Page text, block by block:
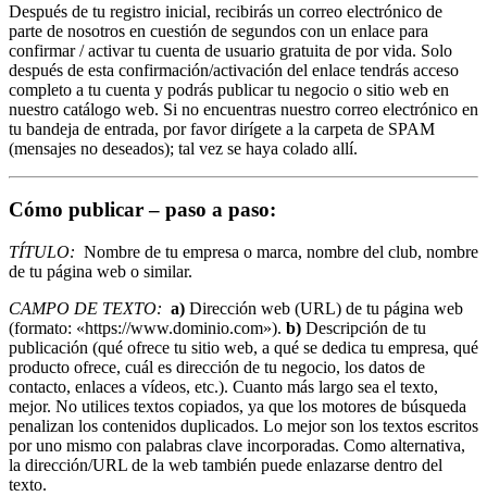
Después de tu registro inicial, recibirás un correo electrónico de
parte de nosotros en cuestión de segundos con un enlace para
confirmar / activar tu cuenta de usuario gratuita de por vida. Solo
después de esta confirmación/activación del enlace tendrás acceso
completo a tu cuenta y podrás publicar tu negocio o sitio web en
nuestro catálogo web. Si no encuentras nuestro correo electrónico en
tu bandeja de entrada, por favor dirígete a la carpeta de SPAM
(mensajes no deseados); tal vez se haya colado allí.
Cómo publicar – paso a paso:
TÍTULO: Nombre de tu empresa o marca, nombre del club, nombre
de tu página web o similar.
CAMPO DE TEXTO: a) Dirección web (URL) de tu página web
(formato: «https://www.dominio.com»). b) Descripción de tu
publicación (qué ofrece tu sitio web, a qué se dedica tu empresa, qué
producto ofrece, cuál es dirección de tu negocio, los datos de
contacto, enlaces a vídeos, etc.). Cuanto más largo sea el texto,
mejor. No utilices textos copiados, ya que los motores de búsqueda
penalizan los contenidos duplicados. Lo mejor son los textos escritos
por uno mismo con palabras clave incorporadas. Como alternativa,
la dirección/URL de la web también puede enlazarse dentro del
texto.